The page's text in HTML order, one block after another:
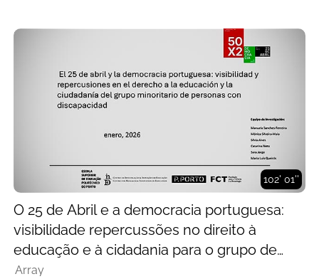
102' 01''
O 25 de Abril e a democracia portuguesa:
visibilidade repercussões no direito à
educação e à cidadania para o grupo de
minoria de pessoas com deficiência.
Array